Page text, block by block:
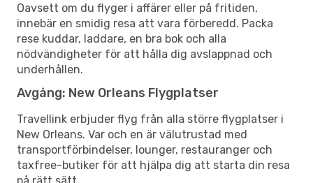
Oavsett om du flyger i affärer eller på fritiden,
innebär en smidig resa att vara förberedd. Packa
rese kuddar, laddare, en bra bok och alla
nödvändigheter för att hålla dig avslappnad och
underhållen.
Avgång: New Orleans Flygplatser
Travellink erbjuder flyg från alla större flygplatser i
New Orleans. Var och en är välutrustad med
transportförbindelser, lounger, restauranger och
taxfree-butiker för att hjälpa dig att starta din resa